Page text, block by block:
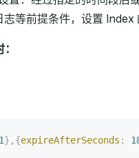
等前提条件，设置 Index
},{expireAfterSeconds :